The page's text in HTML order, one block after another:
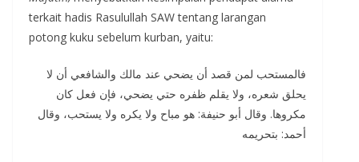
terkait hadis Rasulullah SAW tentang larangan
potong kuku sebelum kurban, yaitu:
فالمستحب لمن قصد أن يضحي عند مالك والشافعي أن لا
يحلق شعره، ولا يقلم ظفره حتي يضحي، فإن فعل كان
مكروها. وقال أبو حنيفة: هو مباح ولا يكره ولا يستحب، وقال
أحمد: بتحريمه